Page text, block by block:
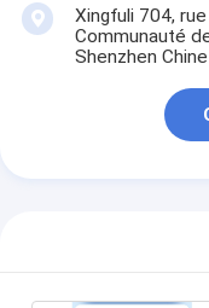
Xingfuli 704,
Communauté
Shenzhen